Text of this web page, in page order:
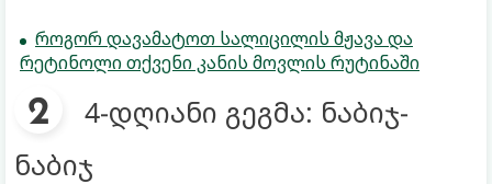
როგორ დავამატოთ სალიცილის მჟავა და
რეტინოლი თქვენი კანის მოვლის რუტინაში
4-დღიანი გეგმა: ნაბიჯ-
ნაბიჯ